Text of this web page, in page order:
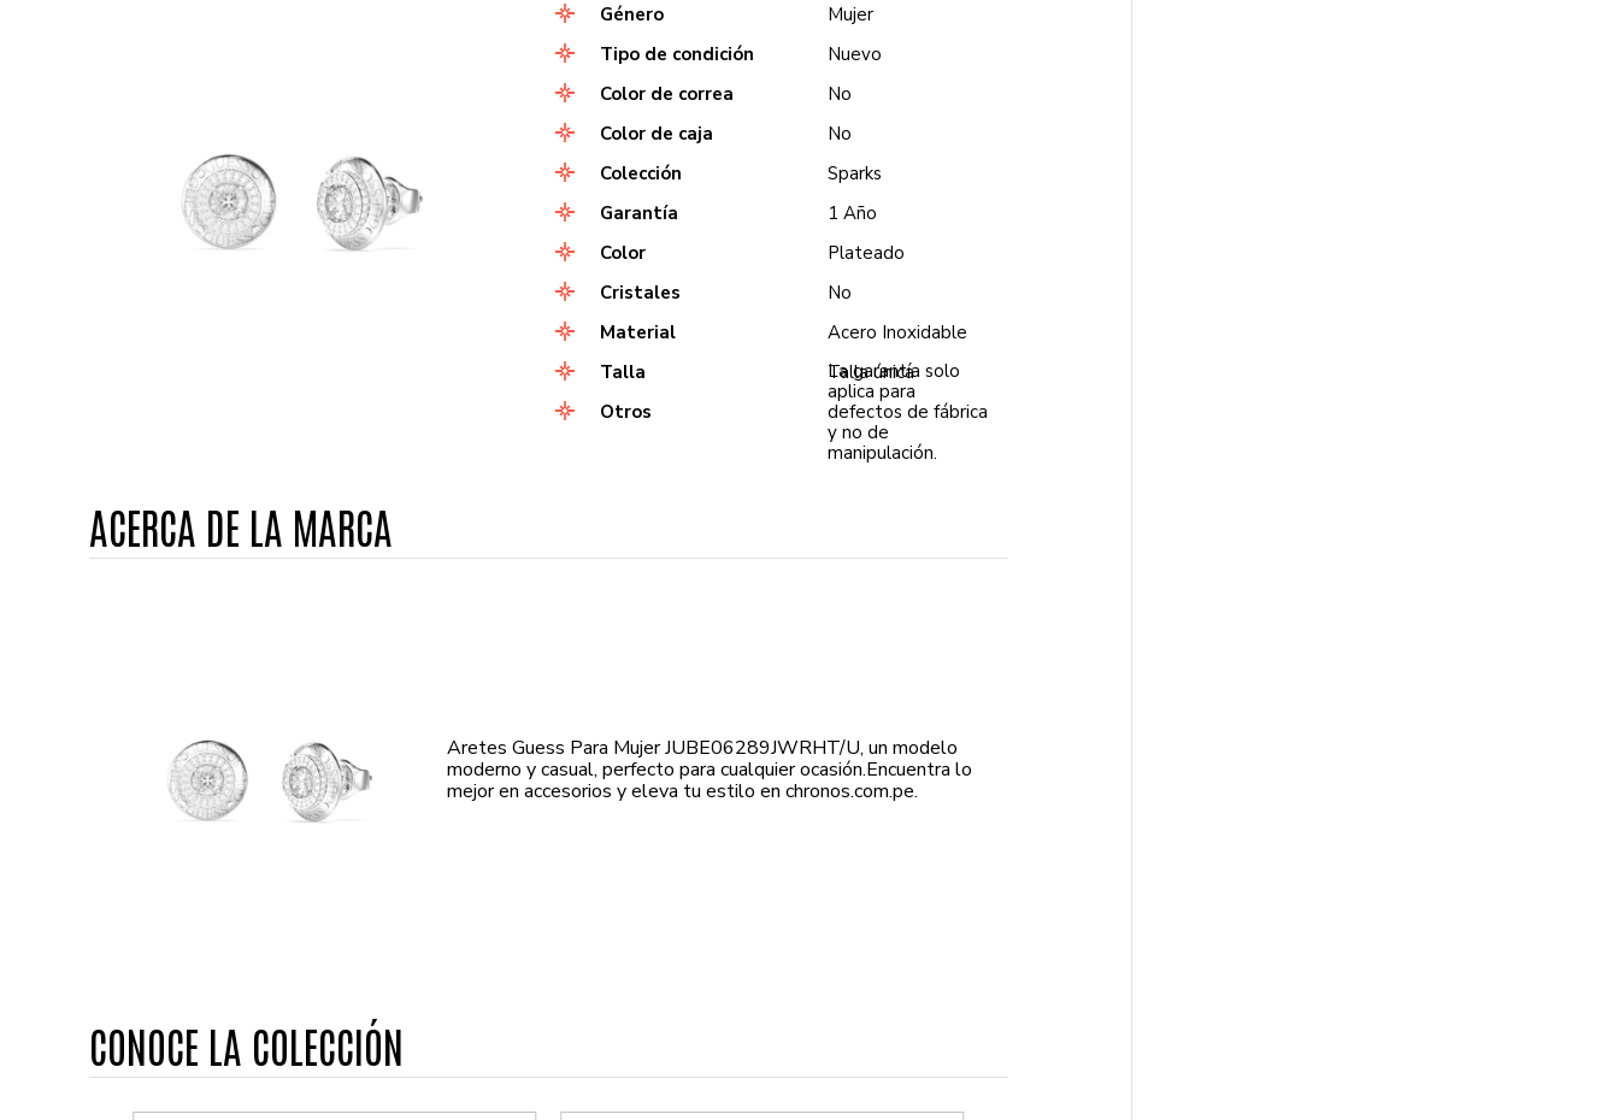
Género
Mujer
Tipo de condición
Nuevo
Color de correa
No
Color de caja
No
Colección
Sparks
Garantía
1 Año
Color
Plateado
Cristales
No
Material
Acero Inoxidable
Talla
Talla única
Otros
La garantía solo
aplica para
defectos de fábrica
y no de
manipulación.
ACERCA DE LA MARCA
Aretes Guess Para Mujer JUBE06289JWRHT/U, un modelo
moderno y casual, perfecto para cualquier ocasión.Encuentra lo
mejor en accesorios y eleva tu estilo en chronos.com.pe.
CONOCE LA COLECCIÓN